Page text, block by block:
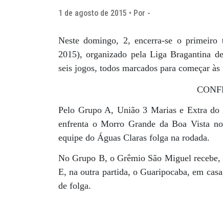
1 de agosto de 2015 • Por -
Neste domingo, 2, encerra-se o
2015), organizado pela Liga Bragantina
seis jogos, todos marcados para começar às
Pelo Grupo A, União 3 Marias e Extra
enfrenta o Morro Grande da Boa Vista
equipe do Águas Claras folga na rodada.
No Grupo B, o Grêmio São Miguel
E, na outra partida, o Guaripocaba, em
de folga.